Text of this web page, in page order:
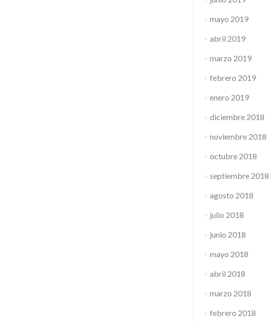
mayo 2019
abril 2019
marzo 2019
febrero 2019
enero 2019
diciembre 2018
noviembre 2018
octubre 2018
septiembre 2018
agosto 2018
julio 2018
junio 2018
mayo 2018
abril 2018
marzo 2018
febrero 2018